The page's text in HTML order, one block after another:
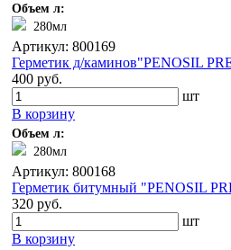
Объем л:
280мл
Артикул: 800169
Герметик д/каминов"PENOSIL
400 руб.
шт
В корзину
Объем л:
280мл
Артикул: 800168
Герметик битумный "PENOSIL
320 руб.
шт
В корзину